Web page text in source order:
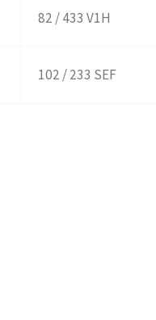
82 / 433 V1H
102 / 233 SEF